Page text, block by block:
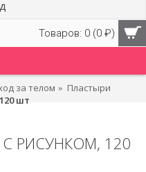
Товаров: 0 (0 ₽)
за телом
Пластыри
шт
РИСУНКОМ, 120